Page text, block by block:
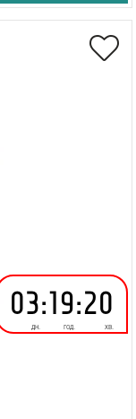
03
дн.
: 19
год.
:20
хв.